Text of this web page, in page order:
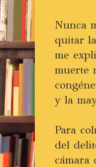
Nunca
quitar
me
muerte
y la
Para
del
cámara